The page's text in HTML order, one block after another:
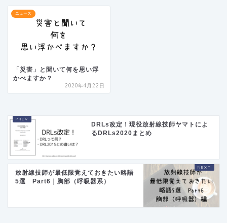
ニュース
「災害」と聞いて何を思い浮
かべますか？
2020年4月22日
DRLs改定！現役放射線技師ヤマトによ
るDRLs2020まとめ
放射線技師が最低限覚えておきたい略語
5選 Part6｜胸部（呼吸器系）